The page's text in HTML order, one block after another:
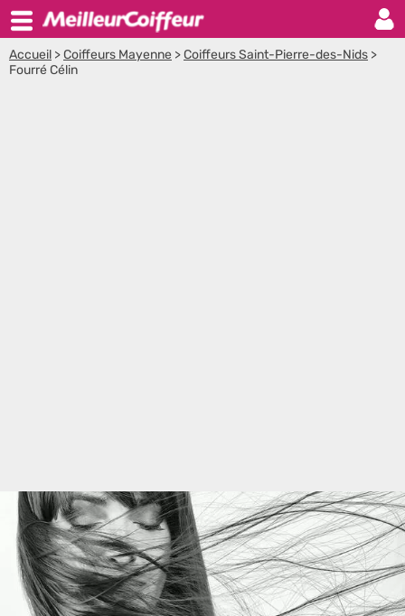
Accueil >Coiffeurs Mayenne >Coiffeurs Saint-Pierre-des-Nids >
Fourré Célin